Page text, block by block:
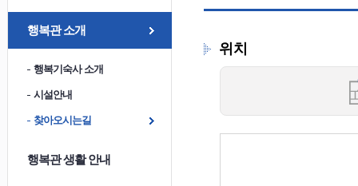
행복관 소개
행복기숙사 소개
시설안내
찾아오시는길
행복관 생활 안내
위치